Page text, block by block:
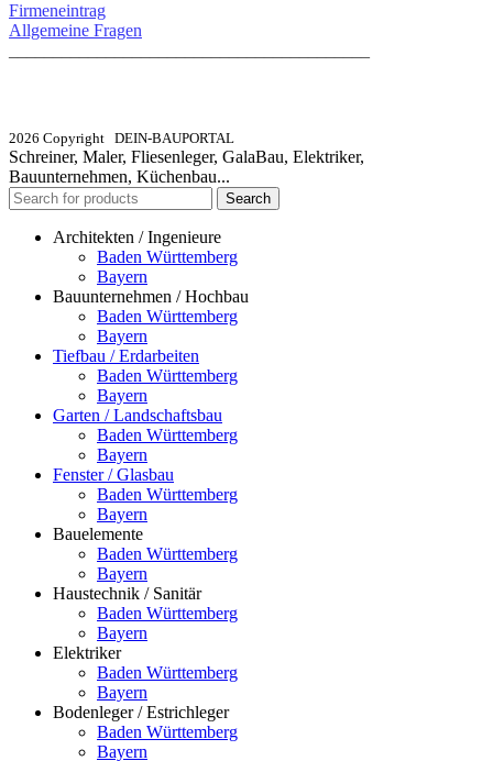
Firmeneintrag
Allgemeine Fragen
2026 Copyright DEIN-BAUPORTAL
Schreiner, Maler, Fliesenleger, GalaBau, Elektriker,
Bauunternehmen, Küchenbau...
Search
Architekten / Ingenieure
Baden Württemberg
Bayern
Bauunternehmen / Hochbau
Baden Württemberg
Bayern
Tiefbau / Erdarbeiten
Baden Württemberg
Bayern
Garten / Landschaftsbau
Baden Württemberg
Bayern
Fenster / Glasbau
Baden Württemberg
Bayern
Bauelemente
Baden Württemberg
Bayern
Haustechnik / Sanitär
Baden Württemberg
Bayern
Elektriker
Baden Württemberg
Bayern
Bodenleger / Estrichleger
Baden Württemberg
Bayern